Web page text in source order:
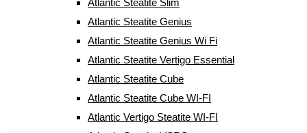
Atlantic Steatite Slim
Atlantic Steatite Genius
Atlantic Steatite Genius Wi Fi
Atlantic Steatite Vertigo Essential
Atlantic Steatite Cube
Atlantic Steatite Cube WI-FI
Atlantic Vertigo Steatite WI-FI
00065500
Характеристики